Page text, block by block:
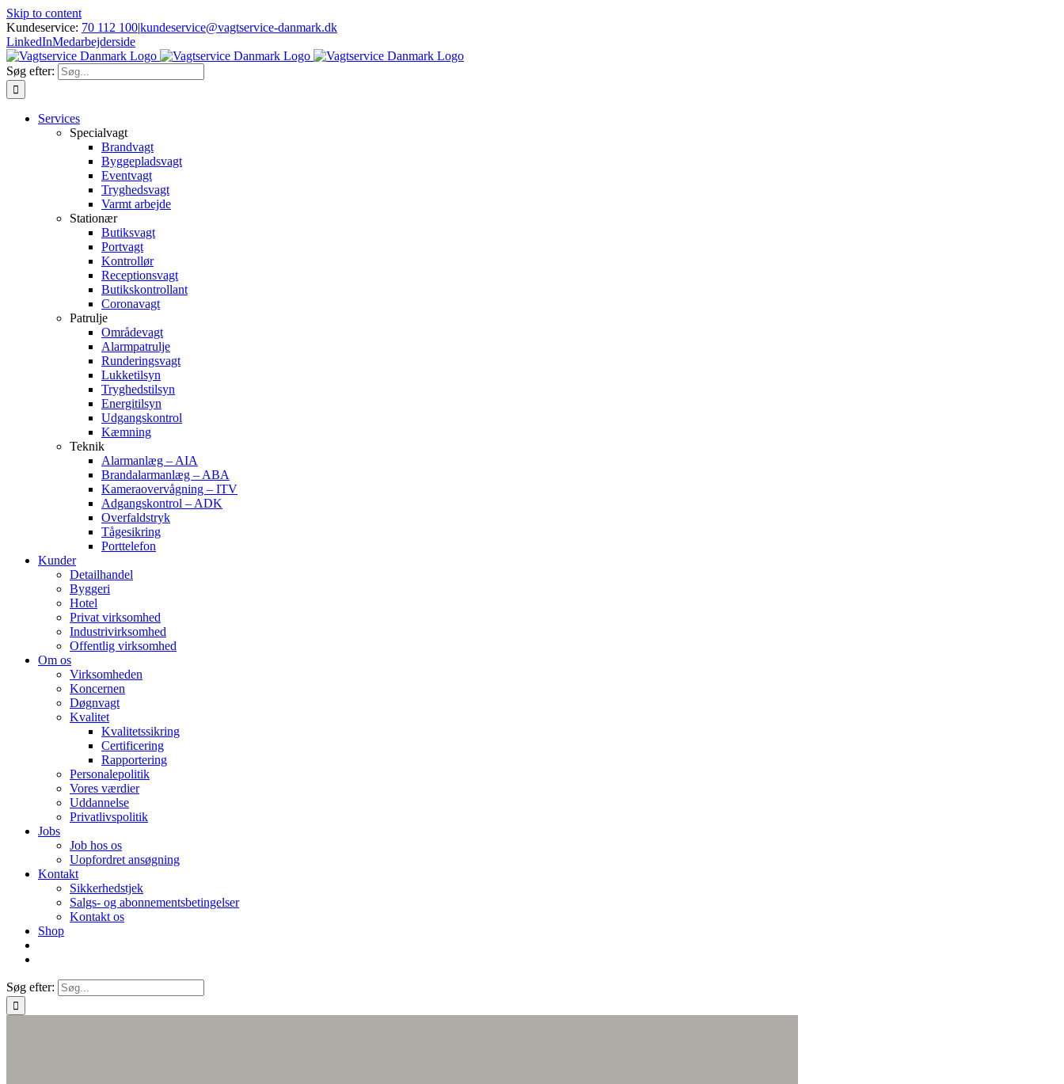
Skip to content
Kundeservice: 70 112 100|kundeservice@vagtservice-danmark.dk
LinkedInMedarbejderside
Søg efter:
Services
Specialvagt
Brandvagt
Byggepladsvagt
Eventvagt
Tryghedsvagt
Varmt arbejde
Stationær
Butiksvagt
Portvagt
Kontrollør
Receptionsvagt
Butikskontrollant
Coronavagt
Patrulje
Områdevagt
Alarmpatrulje
Runderingsvagt
Lukketilsyn
Tryghedstilsyn
Energitilsyn
Udgangskontrol
Kæmning
Teknik
Alarmanlæg – AIA
Brandalarmanlæg – ABA
Kameraovervågning – ITV
Adgangskontrol – ADK
Overfaldstryk
Tågesikring
Porttelefon
Kunder
Detailhandel
Byggeri
Hotel
Privat virksomhed
Industrivirksomhed
Offentlig virksomhed
Om os
Virksomheden
Koncernen
Døgnvagt
Kvalitet
Kvalitetssikring
Certificering
Rapportering
Personalepolitik
Vores værdier
Uddannelse
Privatlivspolitik
Jobs
Job hos os
Uopfordret ansøgning
Kontakt
Sikkerhedstjek
Salgs- og abonnementsbetingelser
Kontakt os
Shop
Søg efter: